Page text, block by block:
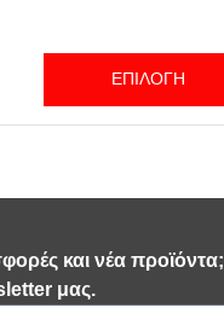
ΕΠΙΛΟΓΉ
και νέα προϊόντα;
μας.